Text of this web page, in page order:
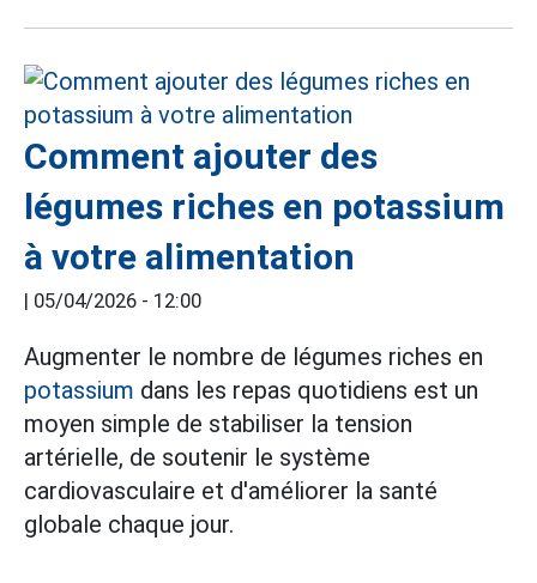
Comment ajouter des
légumes riches en potassium
à votre alimentation
| 05/04/2026 - 12:00
Augmenter le nombre de légumes riches en
potassium dans les repas quotidiens est un
moyen simple de stabiliser la tension
artérielle, de soutenir le système
cardiovasculaire et d'améliorer la santé
globale chaque jour.